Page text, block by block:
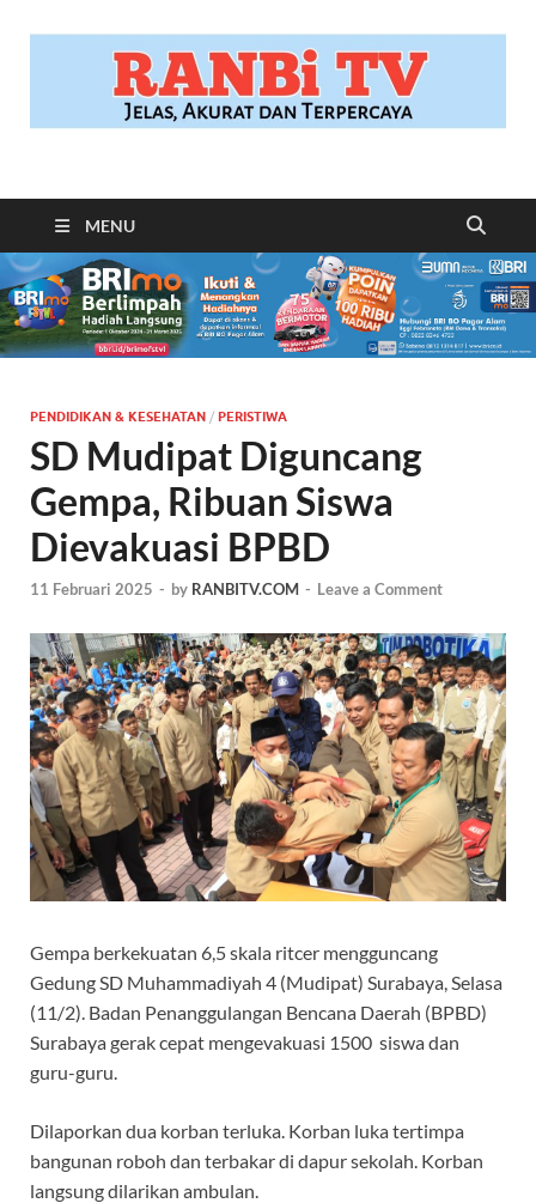
RANBITV.COM
MENU
PENDIDIKAN & KESEHATAN / PERISTIWA
SD Mudipat Diguncang
Gempa, Ribuan Siswa
Dievakuasi BPBD
11 Februari 2025 - by RANBITV.COM - Leave a Comment
Gempa berkekuatan 6,5 skala ritcer mengguncang
Gedung SD Muhammadiyah 4 (Mudipat) Surabaya, Selasa
(11/2). Badan Penanggulangan Bencana Daerah (BPBD)
Surabaya gerak cepat mengevakuasi 1500 siswa dan
guru-guru.
Dilaporkan dua korban terluka. Korban luka tertimpa
bangunan roboh dan terbakar di dapur sekolah. Korban
langsung dilarikan ambulan.